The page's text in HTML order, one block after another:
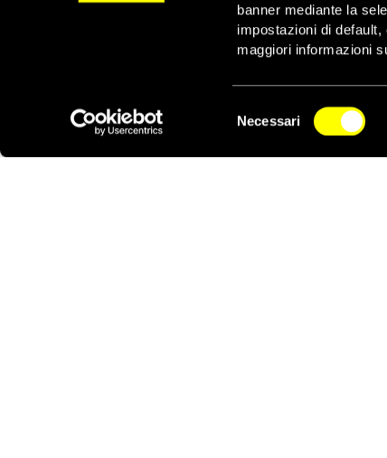
banner mediante la
impostazioni di
maggiori informazioni
del
Necessari
questo episodio
A tre anni da
Amnesty
di Roma,Selly Kane
PERCORSO onlus,
NEWSLETTER